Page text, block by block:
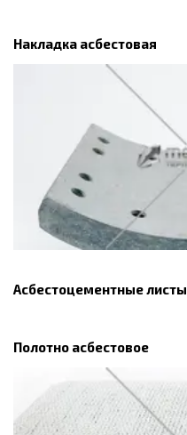
Накладка асбестовая
Асбестоцементные листы
Полотно асбестовое